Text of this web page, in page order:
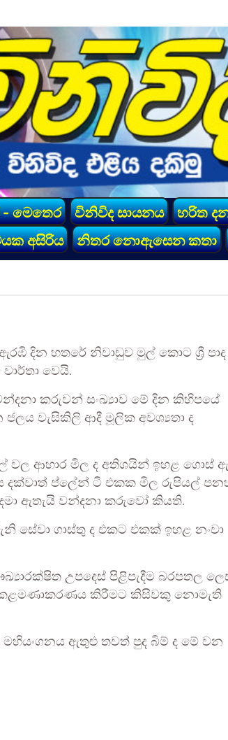
මෙතෙර විනිවිද සායනය හරිත
අසිරිය නිතර නොඇසෙන කතා
දින හතරේ නිවාඩුව මුල් කොට ශ්‍රී පාද
වෙයි.
කරුවන් සංඛ්‍යාව මේ දින කිහිපයේ
වැසිකිලි ආදී මූලික අවශ්‍යතා ද
වල ආහාර මිල ද අතිශයින් ඉහළ ගොස්
දක්වාත් ප්ලේන් ටී එකක මිල රුපියල්
ඇතැයි වන්දනා කරුවෝ කියති.
සේවා ගාස්තු ද එකට එකක් ඉහළ නංවා
උපදෙස් පිළිපැදීම බරපතල
කිරීමට කිසිවකු නොමැති
ඇතුළු තවත් පුද බිම් ද මේ වන